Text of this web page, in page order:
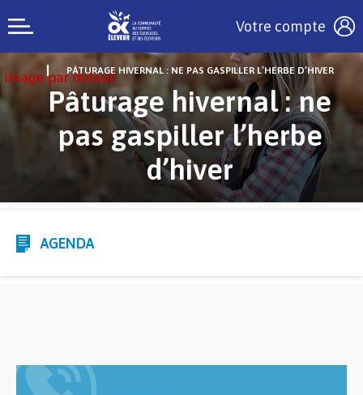
Votre compte
PÂTURAGE HIVERNAL : NE PAS GASPILLER L’HERBE D’HIVER
Pâturage hivernal : ne
pas gaspiller l’herbe
d’hiver
AGENDA